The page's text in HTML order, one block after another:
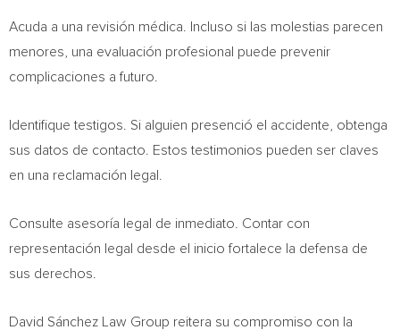
Acuda a una revisión médica. Incluso si las molestias parecen
menores, una evaluación profesional puede prevenir
complicaciones a futuro.
Identifique testigos. Si alguien presenció el accidente, obtenga
sus datos de contacto. Estos testimonios pueden ser claves
en una reclamación legal.
Consulte asesoría legal de inmediato. Contar con
representación legal desde el inicio fortalece la defensa de
sus derechos.
David Sánchez Law Group reitera su compromiso con la